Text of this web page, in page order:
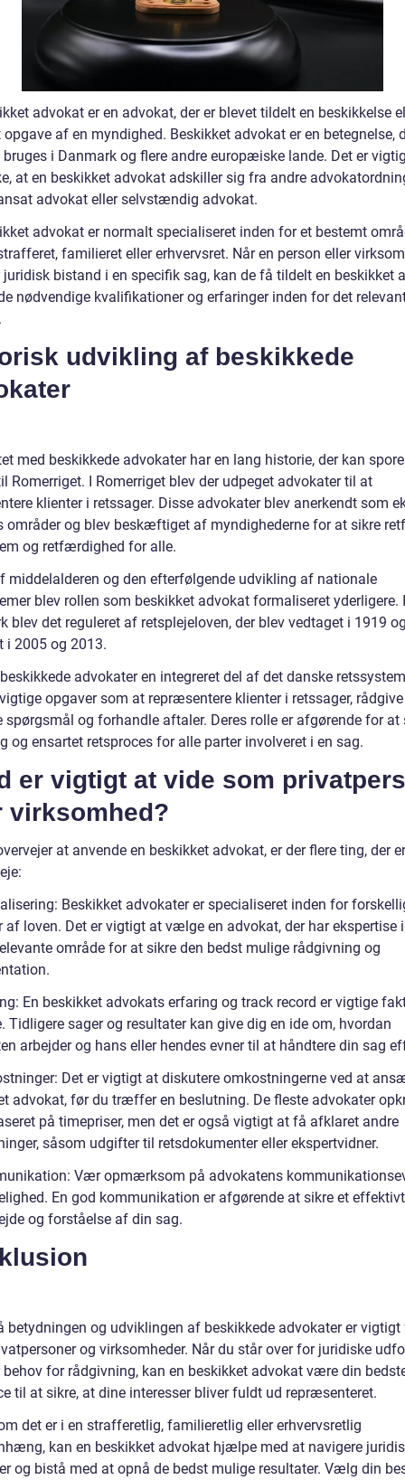
advokat er en advokat, der er blevet tildelt en beskikkelse
af en myndighed. Beskikket advokat er en betegnelse,
i Danmark og flere andre europæiske lande. Det er
at en beskikket advokat adskiller sig fra andre
advokat eller selvstændig advokat.
advokat er normalt specialiseret inden for et bestemt
familieret eller erhvervsret. Når en person eller
bistand i en specifik sag, kan de få tildelt en beskikket
nødvendige kvalifikationer og erfaringer inden for det
udvikling af beskikkede
med beskikkede advokater har en lang historie, der kan
Romerriget. I Romerriget blev der udpeget advokater til at
klienter i retssager. Disse advokater blev anerkendt som
områder og blev beskæftiget af myndighederne for at sikre
og retfærdighed for alle.
middelalderen og den efterfølgende udvikling af nationale
blev rollen som beskikket advokat formaliseret yderligere. I
blev det reguleret af retsplejeloven, der blev vedtaget i 1919
i 2005 og 2013.
advokater en integreret del af det danske
opgaver som at repræsentere klienter i retssager,
spørgsmål og forhandle aftaler. Deres rolle er afgørende for at
og ensartet retsproces for alle parter involveret i en sag.
er vigtigt at vide som
virksomhed?
at anvende en beskikket advokat, er der flere ting, der
Beskikket advokater er specialiseret inden for
af loven. Det er vigtigt at vælge en advokat, der har ekspertise
område for at sikre den bedst mulige rådgivning og
En beskikket advokats erfaring og track record er vigtige
Tidligere sager og resultater kan give dig en ide om, hvordan
arbejder og hans eller hendes evner til at håndtere din sag
Det er vigtigt at diskutere omkostningerne ved at
advokat, før du træffer en beslutning. De fleste advokater
på timepriser, men det er også vigtigt at få afklaret andre
såsom udgifter til retsdokumenter eller ekspertvidner.
Vær opmærksom på advokatens
En god kommunikation er afgørende at sikre et effektivt
og forståelse af din sag.
betydningen og udviklingen af beskikkede advokater er vigtigt
og virksomheder. Når du står over for juridiske
behov for rådgivning, kan en beskikket advokat være din
til at sikre, at dine interesser bliver fuldt ud repræsenteret.
det er i en strafferetlig, familieretlig eller erhvervsretlig
kan en beskikket advokat hjælpe med at navigere
og bistå med at opnå de bedst mulige resultater. Vælg din